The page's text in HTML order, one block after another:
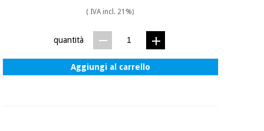
( IVA incl. 21%)
quantità
Aggiungi al carrello